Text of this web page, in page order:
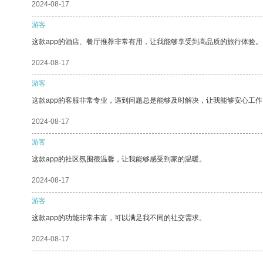
2024-08-17
游客
这款app的酒店、餐厅推荐非常有用，让我能够享受到高品质的旅行体验。
2024-08-17
游客
这款app的客服非常专业，遇到问题总是能够及时解决，让我能够安心工
2024-08-17
游客
这款app的社区氛围很温馨，让我能够感受到家的温暖。
2024-08-17
游客
这款app的功能非常丰富，可以满足我不同的社交需求。
2024-08-17